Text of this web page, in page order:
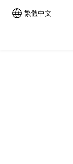
繁體中文